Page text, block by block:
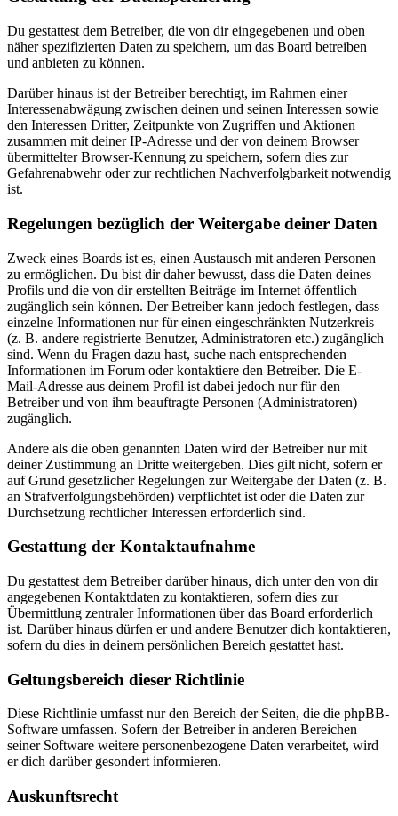
Du gestattest dem Betreiber, die von dir eingegebenen und oben
näher spezifizierten Daten zu speichern, um das Board betreiben
und anbieten zu können.
Darüber hinaus ist der Betreiber berechtigt, im Rahmen einer
Interessenabwägung zwischen deinen und seinen Interessen sowie
den Interessen Dritter, Zeitpunkte von Zugriffen und Aktionen
zusammen mit deiner IP-Adresse und der von deinem Browser
übermittelter Browser-Kennung zu speichern, sofern dies zur
Gefahrenabwehr oder zur rechtlichen Nachverfolgbarkeit notwendig
ist.
Regelungen bezüglich der Weitergabe deiner Daten
Zweck eines Boards ist es, einen Austausch mit anderen Personen
zu ermöglichen. Du bist dir daher bewusst, dass die Daten deines
Profils und die von dir erstellten Beiträge im Internet öffentlich
zugänglich sein können. Der Betreiber kann jedoch festlegen, dass
einzelne Informationen nur für einen eingeschränkten Nutzerkreis
(z. B. andere registrierte Benutzer, Administratoren etc.) zugänglich
sind. Wenn du Fragen dazu hast, suche nach entsprechenden
Informationen im Forum oder kontaktiere den Betreiber. Die E-
Mail-Adresse aus deinem Profil ist dabei jedoch nur für den
Betreiber und von ihm beauftragte Personen (Administratoren)
zugänglich.
Andere als die oben genannten Daten wird der Betreiber nur mit
deiner Zustimmung an Dritte weitergeben. Dies gilt nicht, sofern er
auf Grund gesetzlicher Regelungen zur Weitergabe der Daten (z. B.
an Strafverfolgungsbehörden) verpflichtet ist oder die Daten zur
Durchsetzung rechtlicher Interessen erforderlich sind.
Gestattung der Kontaktaufnahme
Du gestattest dem Betreiber darüber hinaus, dich unter den von dir
angegebenen Kontaktdaten zu kontaktieren, sofern dies zur
Übermittlung zentraler Informationen über das Board erforderlich
ist. Darüber hinaus dürfen er und andere Benutzer dich kontaktieren,
sofern du dies in deinem persönlichen Bereich gestattet hast.
Geltungsbereich dieser Richtlinie
Diese Richtlinie umfasst nur den Bereich der Seiten, die die phpBB-
Software umfassen. Sofern der Betreiber in anderen Bereichen
seiner Software weitere personenbezogene Daten verarbeitet, wird
er dich darüber gesondert informieren.
Auskunftsrecht